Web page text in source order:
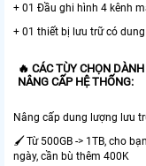
+ 01 Đầu ghi hình 4 kênh
+ 01 thiết bị lưu trữ có
🔥 CÁC TÙY CHỌN
NÂNG CẤP HỆ THỐNG:
Nâng cấp dung lượng lưu
🖌 Từ 500GB -> 1TB, cho
ngày, cần bù thêm 400K